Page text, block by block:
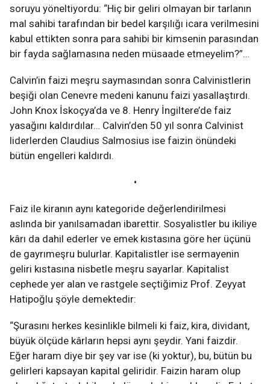
soruyu yöneltiyordu: “Hiç bir geliri olmayan bir tarlanın
mal sahibi tarafından bir bedel karşılığı icara verilmesini
kabul ettikten sonra para sahibi bir kimsenin parasından
bir fayda sağlamasına neden müsaade etmeyelim?”…
Calvin’in faizi meşru saymasından sonra Calvinistlerin
beşiği olan Cenevre medeni kanunu faizi yasallaştırdı.
John Knox İskoçya’da ve 8. Henry İngiltere’de faiz
yasağını kaldırdılar… Calvin’den 50 yıl sonra Calvinist
liderlerden Claudius Salmosius ise faizin önündeki
bütün engelleri kaldırdı.
•
Faiz ile kiranın aynı kategoride değerlendirilmesi
aslında bir yanılsamadan ibarettir. Sosyalistler bu ikiliye
kârı da dahil ederler ve emek kıstasına göre her üçünü
de gayrımeşru bulurlar. Kapitalistler ise sermayenin
geliri kıstasına nisbetle meşru sayarlar. Kapitalist
cephede yer alan ve rastgele seçtiğimiz Prof. Zeyyat
Hatipoğlu şöyle demektedir:
“Şurasını herkes kesinlikle bilmeli ki faiz, kira, dividant,
büyük ölçüde kârların hepsi aynı şeydir. Yani faizdir.
Eğer haram diye bir şey var ise (ki yoktur), bu, bütün bu
gelirleri kapsayan kapital geliridir. Faizin haram olup